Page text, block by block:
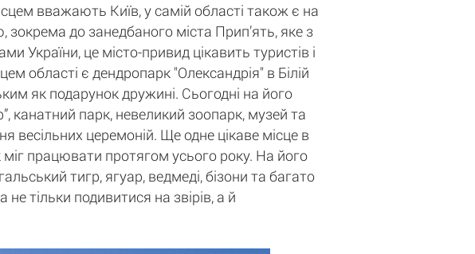
вважають Київ, у самій області також є на
до занедбаного міста Прип’ять, яке з
це місто-привид цікавить туристів і
області є дендропарк "Олександрія" в Білій
як подарунок дружині. Сьогодні на його
канатний парк, невеликий зоопарк, музей та
весільних церемоній. Ще одне цікаве місце в
працювати протягом усього року. На його
тигр, ягуар, ведмеді, бізони та багато
тільки подивитися на звірів, а й